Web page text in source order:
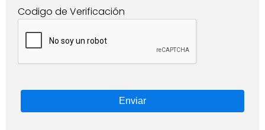
Codigo de Verificación
Enviar